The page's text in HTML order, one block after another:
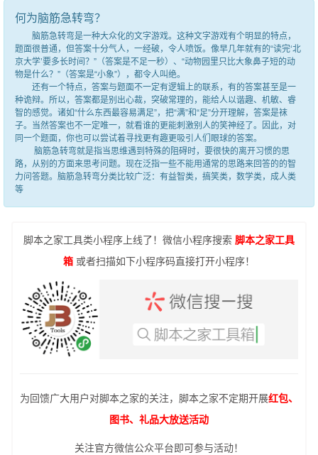
何为脑筋急转弯？
脑筋急转弯是一种大众化的文字游戏。这种文字游戏有个明显的特点，
题面很普通，但答案十分气人，一经破，令人喷饭。像早几年就有的“读完‘北
京大学’要多长时间？”（答案是不足一秒）、“动物园里只比大象鼻子短的动
物是什么？”（答案是“小象”），都令人叫绝。
还有一个特点，答案与题面不一定有逻辑上的联系，有的答案甚至是一
种诡辩。所以，答案都是别出心裁，突破常理的，能给人以谐趣、机敏、睿
智的感觉。诸如“什么东西最容易满足”，把“满”和“足”分开理解，答案是袜
子。当然答案也不一定唯一，就看谁的更能刺激别人的笑神经了。因此，对
同一个题面，你也可以尝试着寻找更有趣更吸引人们眼球的答案。
脑筋急转弯就是指当思维遇到特殊的阻碍时，要很快的离开习惯的思
路，从别的方面来思考问题。现在泛指一些不能用通常的思路来回答的的智
力问答题。脑筋急转弯分类比较广泛：有益智类，搞笑类，数学类，成人类
等
脚本之家工具类小程序上线了！微信小程序搜索 脚本之家工具
箱 或者扫描如下小程序码直接打开小程序！
为回馈广大用户对脚本之家的关注，脚本之家不定期开展红包、
图书、礼品大放送活动
关注官方微信公众平台即可参与活动！